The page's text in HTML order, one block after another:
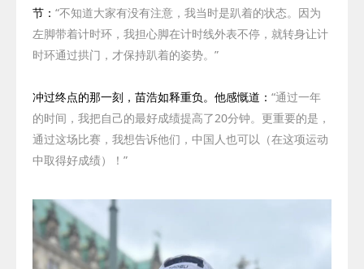
节： “不知道大家有没有注意，我当时是趴着的状态。因为
左脚带着计时环，我担心脚在计时线外表不停，就转身让计
时环通过拱门，才保持趴着的姿势。”
冲过终点的那一刻，苗浩如释重负。他感慨道： “通过一年
的时间，我把自己的最好成绩提高了20分钟。更重要的是，
通过这场比赛，我想告诉他们，中国人也可以（在这项运动
中取得好成绩）！ ”